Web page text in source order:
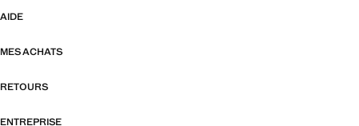
AIDE
MES ACHATS
RETOURS
ENTREPRISE